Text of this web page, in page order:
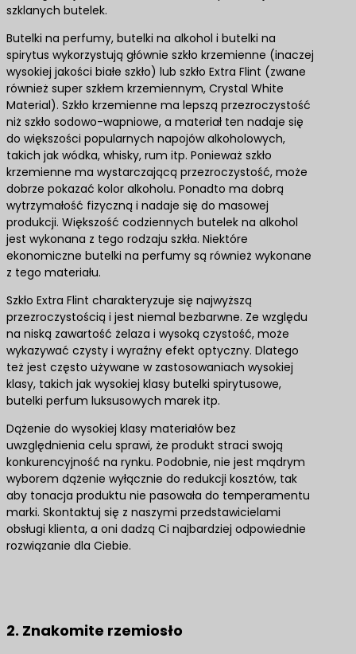
szklanych butelek.
Butelki na perfumy, butelki na alkohol i butelki na
spirytus wykorzystują głównie szkło krzemienne (inaczej
wysokiej jakości białe szkło) lub szkło Extra Flint (zwane
również super szkłem krzemiennym, Crystal White
Material). Szkło krzemienne ma lepszą przezroczystość
niż szkło sodowo-wapniowe, a materiał ten nadaje się
do większości popularnych napojów alkoholowych,
takich jak wódka, whisky, rum itp. Ponieważ szkło
krzemienne ma wystarczającą przezroczystość, może
dobrze pokazać kolor alkoholu. Ponadto ma dobrą
wytrzymałość fizyczną i nadaje się do masowej
produkcji. Większość codziennych butelek na alkohol
jest wykonana z tego rodzaju szkła. Niektóre
ekonomiczne butelki na perfumy są również wykonane
z tego materiału.
Szkło Extra Flint charakteryzuje się najwyższą
przezroczystością i jest niemal bezbarwne. Ze względu
na niską zawartość żelaza i wysoką czystość, może
wykazywać czysty i wyraźny efekt optyczny. Dlatego
też jest często używane w zastosowaniach wysokiej
klasy, takich jak wysokiej klasy butelki spirytusowe,
butelki perfum luksusowych marek itp.
Dążenie do wysokiej klasy materiałów bez
uwzględnienia celu sprawi, że produkt straci swoją
konkurencyjność na rynku. Podobnie, nie jest mądrym
wyborem dążenie wyłącznie do redukcji kosztów, tak
aby tonacja produktu nie pasowała do temperamentu
marki. Skontaktuj się z naszymi przedstawicielami
obsługi klienta, a oni dadzą Ci najbardziej odpowiednie
rozwiązanie dla Ciebie.
2. Znakomite rzemiosło